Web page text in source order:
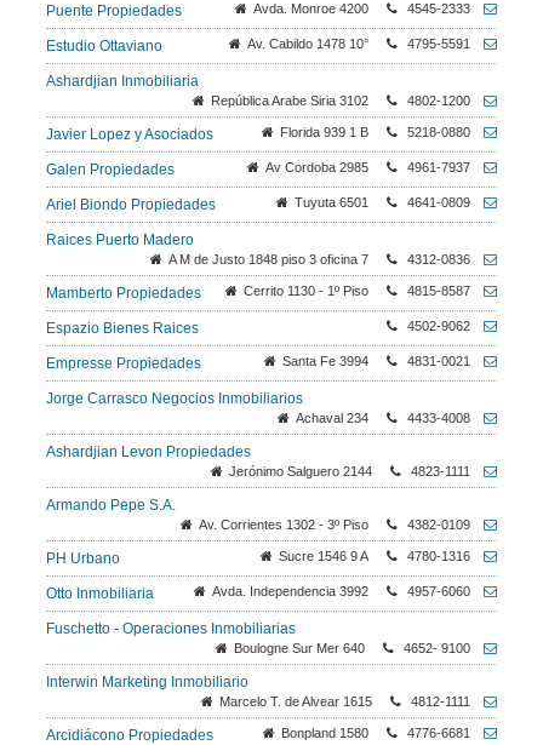
Puente Propiedades Avda. Monroe 4200 4545-2333
Estudio Ottaviano Av. Cabildo 1478 10° 4795-5591
Ashardjian Inmobiliaria
República Arabe Siria 3102 4802-1200
Javier Lopez y Asociados Florida 939 1 B 5218-0880
Galen Propiedades Av Cordoba 2985 4961-7937
Ariel Biondo Propiedades Tuyuta 6501 4641-0809
Raices Puerto Madero
A M de Justo 1848 piso 3 oficina 7 4312-0836
Mamberto Propiedades Cerrito 1130 - 1º Piso 4815-8587
Espazio Bienes Raices 4502-9062
Empresse Propiedades Santa Fe 3994 4831-0021
Jorge Carrasco Negocios Inmobiliarios
Achaval 234 4433-4008
Ashardjian Levon Propiedades
Jerónimo Salguero 2144 4823-1111
Armando Pepe S.A.
Av. Corrientes 1302 - 3º Piso 4382-0109
PH Urbano Sucre 1546 9 A 4780-1316
Otto Inmobiliaria Avda. Independencia 3992 4957-6060
Fuschetto - Operaciones Inmobiliarias
Boulogne Sur Mer 640 4652- 9100
Interwin Marketing Inmobiliario
Marcelo T. de Alvear 1615 4812-1111
Arcidiácono Propiedades Bonpland 1580 4776-6681